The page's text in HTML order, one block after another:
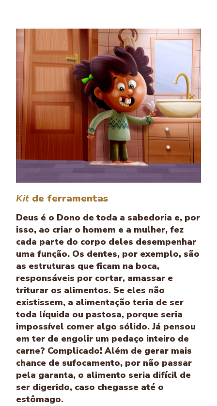
Kit de ferramentas
Deus é o Dono de toda a sabedoria e, por
isso, ao criar o homem e a mulher, fez
cada parte do corpo deles desempenhar
uma função. Os dentes, por exemplo, são
as estruturas que ficam na boca,
responsáveis por cortar, amassar e
triturar os alimentos. Se eles não
existissem, a alimentação teria de ser
toda líquida ou pastosa, porque seria
impossível comer algo sólido. Já pensou
em ter de engolir um pedaço inteiro de
carne? Complicado! Além de gerar mais
chance de sufocamento, por não passar
pela garanta, o alimento seria difícil de
ser digerido, caso chegasse até o
estômago.